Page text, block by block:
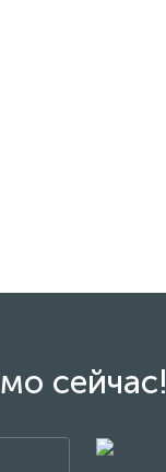
сейчас!